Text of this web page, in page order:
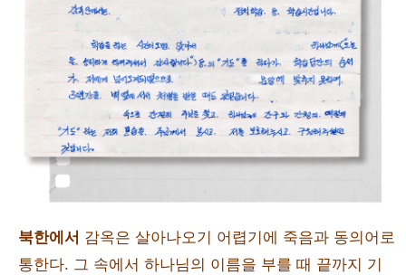
북한에서 감옥은 살아나오기 어렵기에 죽음과 동의어로
통한다. 그 속에서 하나님의 이름을 부를 때 끝까지 기